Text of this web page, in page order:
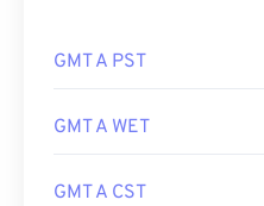
GMT A PST
GMT A WET
GMT A CST